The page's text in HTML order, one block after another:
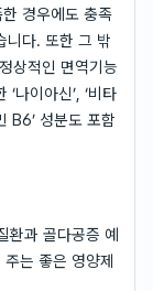
경우에도 충족
니다. 또한 그 밖
상적인 면역기능
나이아신’, ‘비타
B6’ 성분도 포함
환과 골다공증 예
는 좋은 영양제